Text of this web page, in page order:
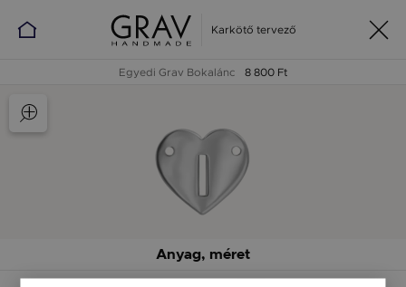
Karkötő tervező
Egyedi Grav Bokalánc 8 800 Ft
Anyag, méret